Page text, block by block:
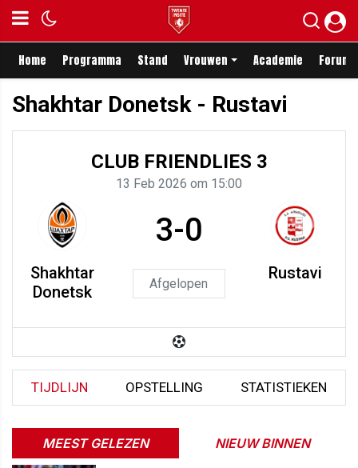
Home Programma Stand Vrouwen Academie Forum
Shakhtar Donetsk - Rustavi
CLUB FRIENDLIES 3
13 Feb 2026 om 15:00
Shakhtar
Donetsk
3-0
Afgelopen
Rustavi
TIJDLIJN OPSTELLING STATISTIEKEN
MEEST GELEZEN NIEUW BINNEN